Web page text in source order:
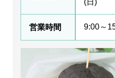
(日)
営業時間 9:00～